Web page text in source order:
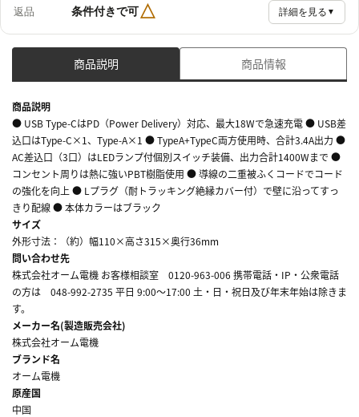
返品 条件付きで可△ 詳細を見る ▼
商品説明 商品情報
商品説明
● USB Type-CはPD（Power Delivery）対応、最大18Wで急速充電 ● USB差
込口はType-C×1、Type-A×1 ● TypeA+TypeC両方使用時、合計3.4A出力 ●
AC差込口（3口）はLEDランプ付個別スイッチ装備、出力合計1400Wまで ●
コンセント周りは熱に強いPBT樹脂使用 ● 導線の二重被ふくコードでコード
の強化を向上 ● Lプラグ（耐トラッキング絶縁カバー付）で壁に沿ってすっ
きり配線 ● 本体カラーはブラック
サイズ
外形寸法：（約）幅110×高さ315×奥行36mm
問い合わせ先
株式会社オーム電機 お客様相談室 0120-963-006 携帯電話・IP・公衆電話
の方は 048-992-2735 平日 9:00～17:00 土・日・祝日及び年末年始は除きま
す。
メーカー名(製造販売会社)
株式会社オーム電機
ブランド名
オーム電機
原産国
中国